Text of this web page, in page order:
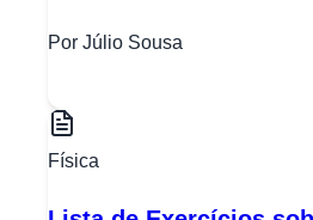
Por Júlio Sousa
Física